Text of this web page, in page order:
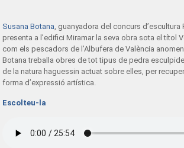
Susana Botana, guanyadora del concurs d’escultura
presenta a l’edifici Miramar la seva obra sota el títol
com els pescadors de l’Albufera de València
Botana treballa obres de tot tipus de pedra
de la natura haguessin actuat sobre elles, per
forma d’expressió artística.
Escolteu-la